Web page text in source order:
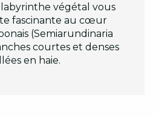
labyrinthe végétal vous
fascinante au cœur
(Semiarundinaria
courtes et denses
en haie.